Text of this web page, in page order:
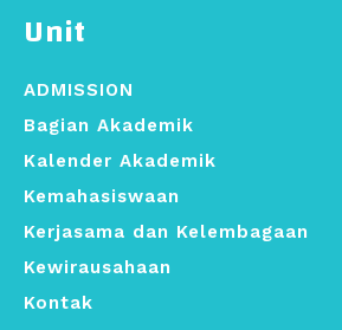
Unit
ADMISSION
Bagian Akademik
Kalender Akademik
Kemahasiswaan
Kerjasama dan Kelembagaan
Kewirausahaan
Kontak